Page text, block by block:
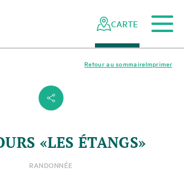
CARTE
s
Imprimer
Retour au sommaire
«LES ÉTANGS»
RANDONNÉE